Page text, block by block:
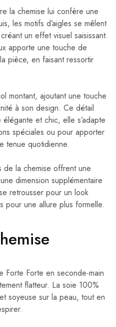
la chemise lui confère une
les motifs d’aigles se mêlent
un effet visuel saisissant.
apporte une touche de
pièce, en faisant ressortir
montant, ajoutant une touche
à son design. Ce détail
et chic, elle s’adapte
spéciales ou pour apporter
tenue quotidienne.
de la chemise offrent une
dimension supplémentaire
retrousser pour un look
pour une allure plus formelle.
Forte Forte en seconde-main
flatteur. La soie 100%
soyeuse sur la peau, tout en